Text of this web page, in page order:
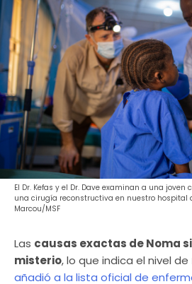
El Dr. Kefas y el Dr. Dave examinan a una
una cirugía reconstructiva en nuestro hospital
Marcou/MSF
Las causas exactas de Noma
misterio, lo que indica el nivel de
añadió a la lista oficial de